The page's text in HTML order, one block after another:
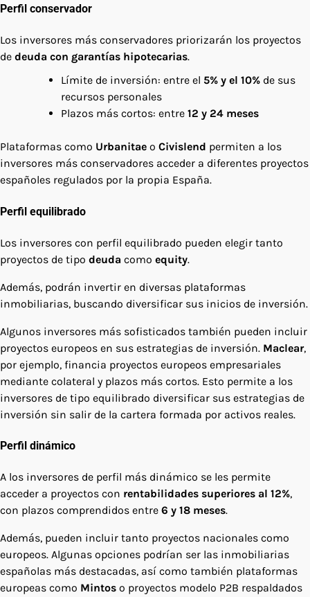
Perfil conservador
Los inversores más conservadores priorizarán los proyectos
de deuda con garantías hipotecarias.
Límite de inversión: entre el 5% y el 10% de sus
recursos personales
Plazos más cortos: entre 12 y 24 meses
Plataformas como Urbanitae o Civislend permiten a los
inversores más conservadores acceder a diferentes proyectos
españoles regulados por la propia España.
Perfil equilibrado
Los inversores con perfil equilibrado pueden elegir tanto
proyectos de tipo deuda como equity.
Además, podrán invertir en diversas plataformas
inmobiliarias, buscando diversificar sus inicios de inversión.
Algunos inversores más sofisticados también pueden incluir
proyectos europeos en sus estrategias de inversión. Maclear,
por ejemplo, financia proyectos europeos empresariales
mediante colateral y plazos más cortos. Esto permite a los
inversores de tipo equilibrado diversificar sus estrategias de
inversión sin salir de la cartera formada por activos reales.
Perfil dinámico
A los inversores de perfil más dinámico se les permite
acceder a proyectos con rentabilidades superiores al 12%,
con plazos comprendidos entre 6 y 18 meses.
Además, pueden incluir tanto proyectos nacionales como
europeos. Algunas opciones podrían ser las inmobiliarias
españolas más destacadas, así como también plataformas
europeas como Mintos o proyectos modelo P2B respaldados